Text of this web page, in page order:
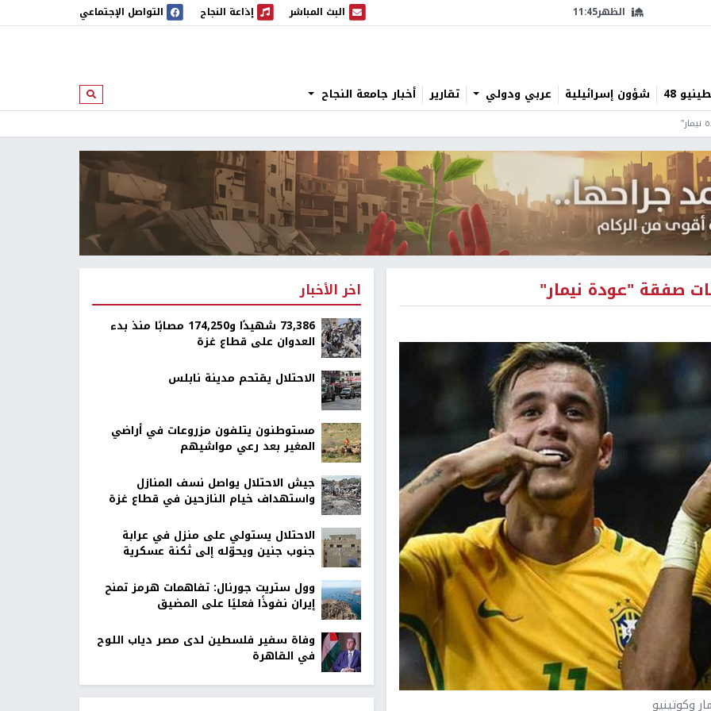
الظهر11:45 البث المباشر
البث المباشر إذاعة النجاح
إذاعة النجاح التواصل الإجتماعي
48 شؤون إسرائيلية عربي ودولي تقارير أخبار جامعة النجاح ابحث
نيمار"
صفقة "عودة نيمار"
وكوتينيو
اخر الأخبار
73,386 شهيدًا و174,250 مصابًا منذ بدء
العدوان على قطاع غزة
الاحتلال يقتحم مدينة نابلس
مستوطنون يتلفون مزروعات في أراضي
المغير بعد رعي مواشيهم
جيش الاحتلال يواصل نسف المنازل
واستهداف خيام النازحين في قطاع غزة
الاحتلال يستولي على منزل في عرابة
جنوب جنين ويحوّله إلى ثكنة عسكرية
وول ستريت جورنال: تفاهمات هرمز تمنح
إيران نفوذًا فعليًا على المضيق
وفاة سفير فلسطين لدى مصر دياب اللوح
في القاهرة